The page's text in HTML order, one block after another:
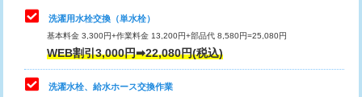
給水管工事※（ライニング鋼管・銅
管・ポリ管・HT管使用/3ｍ超え)
排水管工事（土の掘削・埋め戻し作
業）
理・調整・分解・加工など（中作業）
止水・漏水調査・防水処理・清掃・修
理・調整・分解・加工など（重作業）
33,000円
キッチンタンク脱着
洗濯用水栓交換（単水栓）
基本料金 3,300円+作業料金 13,200円+部品代 8,580円=25,080円
WEB割引3,000円➡22,080円(税込)
洗濯水栓、給水ホース交換作業